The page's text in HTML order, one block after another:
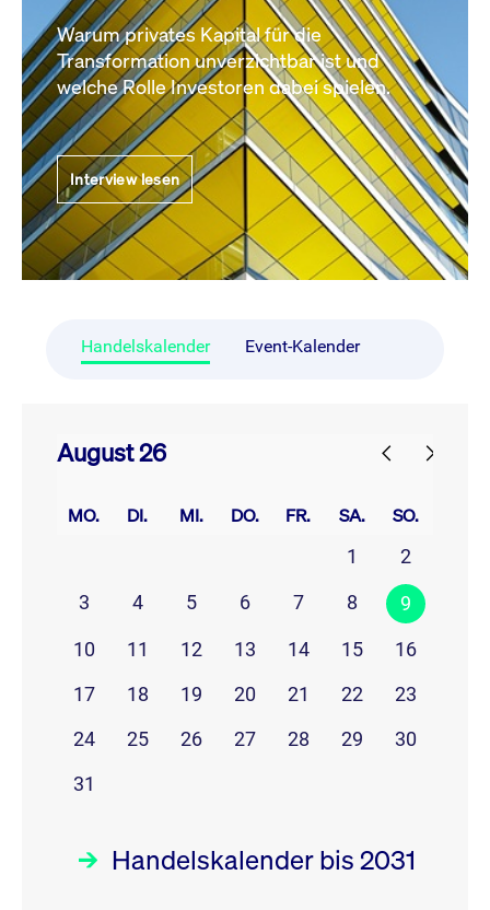
Warum privates Kapital für die
Transformation unverzichtbar ist und
welche Rolle Investoren dabei spielen.
Interview lesen
Handelskalender Event-Kalender
August 26
MO. DI. MI. DO. FR. SA. SO.
1
2
3
4 5 6 7 8 9
10 11 12 13 14 15
16
17
18 19 20 21 22
23
24
25 26 27 28 29
30
31
Handelskalender bis 2031